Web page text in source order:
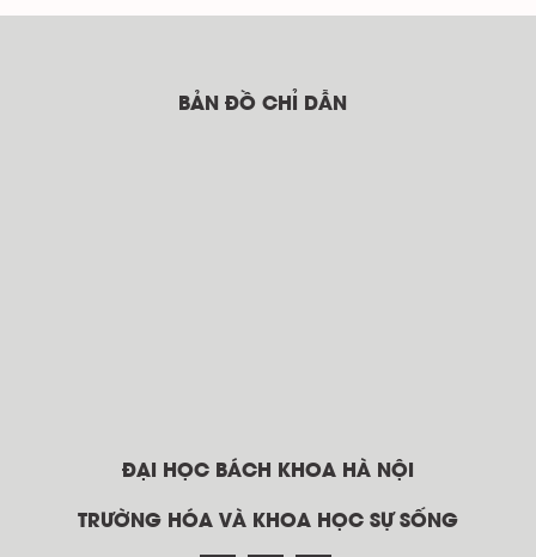
BẢN ĐỒ CHỈ DẪN
ĐẠI HỌC BÁCH KHOA HÀ NỘI
TRƯỜNG HÓA VÀ KHOA HỌC SỰ SỐNG